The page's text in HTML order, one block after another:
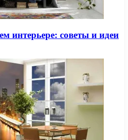
интерьере: советы и идеи